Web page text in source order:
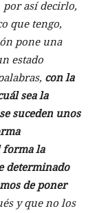
así decirlo,
que tengo,
pone una
estado
con la
sea la
suceden unos
forma la
determinado
de poner
y que no los